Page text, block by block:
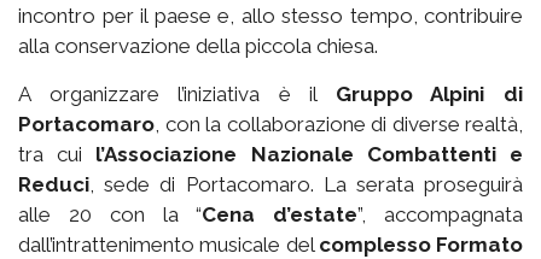
incontro per il paese e, allo stesso tempo, contribuire
alla conservazione della piccola chiesa.
A organizzare l’iniziativa è il Gruppo Alpini di
Portacomaro, con la collaborazione di diverse realtà,
tra cui l’Associazione Nazionale Combattenti e
Reduci, sede di Portacomaro. La serata proseguirà
alle 20 con la “Cena d’estate”, accompagnata
dall’intrattenimento musicale del complesso Formato